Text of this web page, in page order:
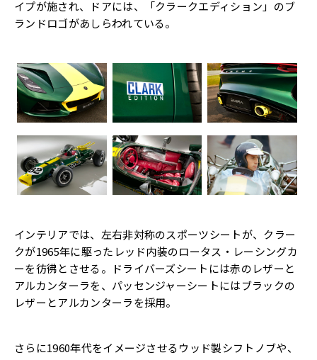
イプが施され、ドアには、「クラークエディション」のブ
ランドロゴがあしらわれている。
インテリアでは、左右非対称のスポーツシートが、クラー
クが1965年に駆ったレッド内装のロータス・レーシングカ
ーを彷彿とさせる。ドライバーズシートには赤のレザーと
アルカンターラを、パッセンジャーシートにはブラックの
レザーとアルカンターラを採用。
さらに1960年代をイメージさせるウッド製シフトノブや、